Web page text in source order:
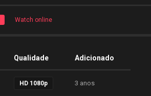
Watch online
Qualidade Adicionado
HD 1080p 3 anos